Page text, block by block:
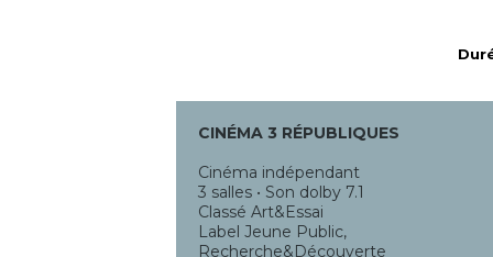
CINÉMA 3 RÉPUBLIQUES
Cinéma indépendant
3 salles • Son dolby 7.1
Classé Art&Essai
Label Jeune Public,
Recherche&Découverte